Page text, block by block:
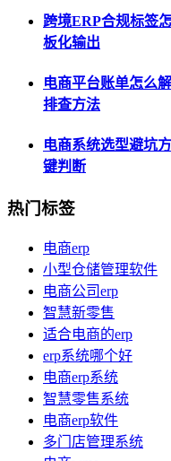
跨境ERP合规标签
板化输出
电商平台账单怎么
排查方法
电商系统选型避坑
键判断
热门标签
电商erp
小型仓储管理软件
电商公司erp
智慧新零售
适合电商的erp
erp系统哪个好
电商erp系统
智慧零售系统
电商erp软件
多门店管理系统